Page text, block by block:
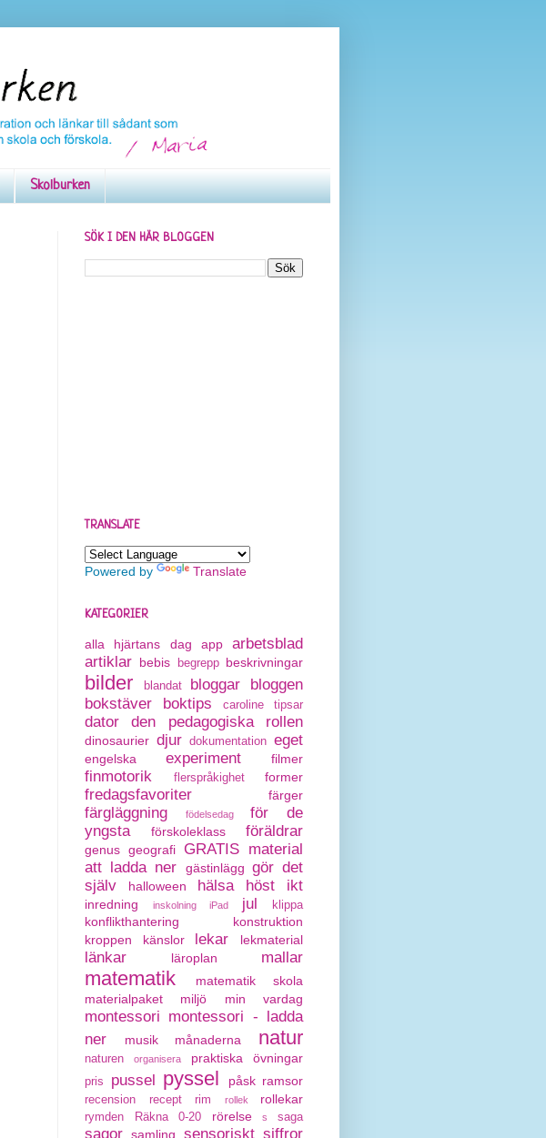
Skolburken
SÖK I DEN HÄR BLOGGEN
TRANSLATE
Powered by Translate
KATEGORIER
alla hjärtans dag app
arbetsblad
artiklar bebis begrepp beskrivningar
bilder blandat bloggar
bloggen
bokstäver
boktips caroline tipsar
dator den pedagogiska rollen
dinosaurier djur dokumentation eget
engelska experiment filmer
finmotorik flerspråkighet former
fredagsfavoriter färger
färgläggning födelsedag
för de
yngsta
förskoleklass föräldrar
genus geografi GRATIS material
att ladda ner
gästinlägg gör det
själv
halloween hälsa höst ikt
inredning inskolning iPad jul klippa
konflikthantering
konstruktion
kroppen
känslor lekar lekmaterial
länkar läroplan mallar
matematik
matematik skola
materialpaket
miljö min vardag
montessori montessori - ladda
ner
musik månaderna natur
naturen organisera praktiska övningar
pris pussel pyssel påsk ramsor
recension recept rim rollek rollekar
rymden Räkna 0-20 rörelse s saga
sagor samling sensoriskt siffror